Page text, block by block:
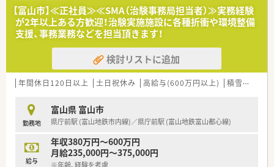
【富山市】≪正社員≫≪SMA（治験事務局担当者）≫実務経験
が2年以上ある方歓迎！治験実施施設に各種折衝や環境整備
支援、事務業務などを担当頂きます！
検討リストに追加
年間休日120日以上 土日祝休み 高給与(600万円以上) 積雪なし
勤務地
富山県 富山市
県庁前駅 (富山地鉄市内線)／県庁前駅 (富山地鉄富山都心線)
給与
年収380万円～600万円
月給235,000円～375,000円
※年齢、経験を考慮